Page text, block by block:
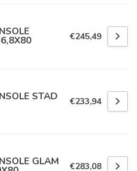
€245,49
STAD €233,94
GLAM €283,08